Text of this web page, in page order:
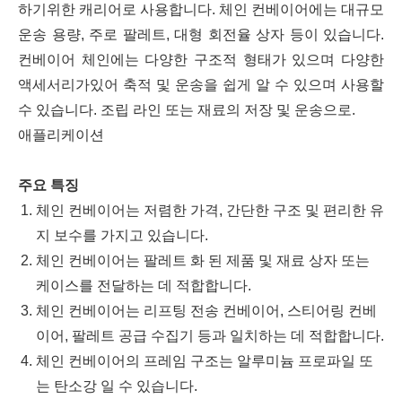
하기위한 캐리어로 사용합니다. 체인 컨베이어에는 대규모
운송 용량, 주로 팔레트, 대형 회전율 상자 등이 있습니다.
컨베이어 체인에는 다양한 구조적 형태가 있으며 다양한
액세서리가있어 축적 및 운송을 쉽게 알 수 있으며 사용할
수 있습니다. 조립 라인 또는 재료의 저장 및 운송으로.
애플리케이션
주요 특징
체인 컨베이어는 저렴한 가격, 간단한 구조 및 편리한 유
지 보수를 가지고 있습니다.
체인 컨베이어는 팔레트 화 된 제품 및 재료 상자 또는
케이스를 전달하는 데 적합합니다.
체인 컨베이어는 리프팅 전송 컨베이어, 스티어링 컨베
이어, 팔레트 공급 수집기 등과 일치하는 데 적합합니다.
체인 컨베이어의 프레임 구조는 알루미늄 프로파일 또
는 탄소강 일 수 있습니다.